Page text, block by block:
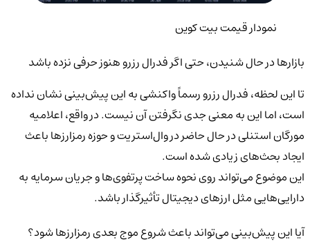
نمودار قیمت بیت کوین
بازارها در حال شنیدن، حتی اگر فدرال رزرو هنوز حرفی نزده باشد
تا این لحظه، فدرال رزرو رسماً واکنشی به این پیش‌بینی نشان نداده
است، اما این به معنی جدی نگرفتن آن نیست. در واقع، اعلامیه
مورگان استنلی در حال حاضر در وال‌استریت و حوزه رمزارزها باعث
ایجاد بحث‌های زیادی شده است.
این موضوع می‌تواند روی نحوه ساخت پرتفوی‌ها و جریان سرمایه به
دارایی‌هایی مثل ارزهای دیجیتال تأثیرگذار باشد.
آیا این پیش‌بینی می‌تواند باعث شروع موج بعدی رمزارزها شود؟